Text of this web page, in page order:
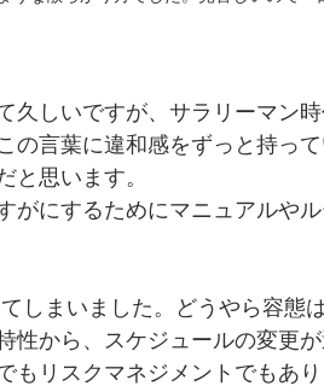
久しいですが、サラリーマン
の言葉に違和感をずっと持っ
と思います。
がにするためにマニュアルや
しまいました。どうやら容態
性から、スケジュールの変更
もリスクマネジメントでもあ